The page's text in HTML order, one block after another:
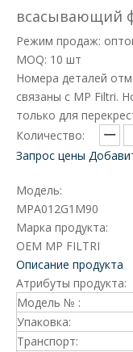
всасывающий
Режим продаж:
MOQ: 10 шт
Номера деталей
связаны с MP Filtri.
только для
Количество:
Запрос цены
Модель:
MPA012G1M90
Марка продукта:
OEM MP FILTRI
Описание продукта
Атрибуты продукта:
Модель № :
Упаковка:
Транспорт: